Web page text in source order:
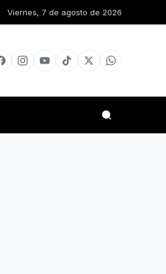
para el resguardo del Sistema de
Viernes, 7 de agosto de 2026